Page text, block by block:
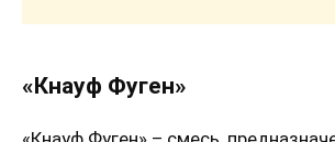
«Кнауф Фуген»